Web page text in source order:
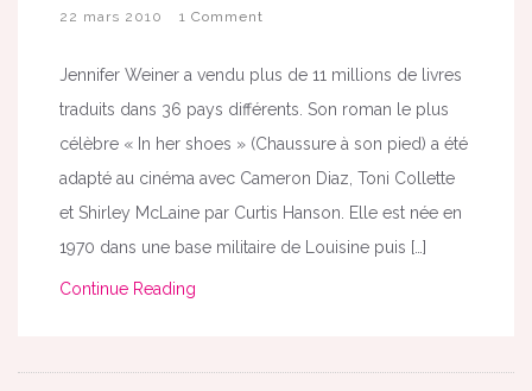
22 mars 2010 1 Comment
Jennifer Weiner a vendu plus de 11 millions de livres
traduits dans 36 pays différents. Son roman le plus
célèbre « In her shoes » (Chaussure à son pied) a été
adapté au cinéma avec Cameron Diaz, Toni Collette
et Shirley McLaine par Curtis Hanson. Elle est née en
1970 dans une base militaire de Louisine puis […]
Continue Reading